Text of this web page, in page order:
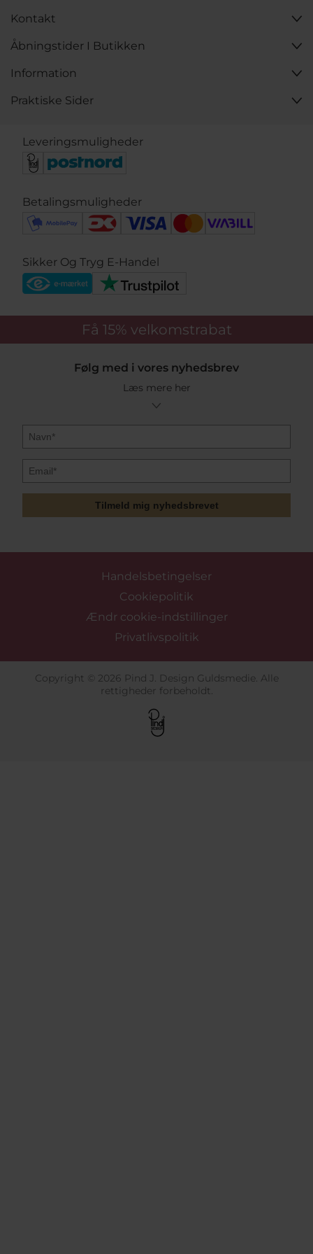
Kontakt
Åbningstider I Butikken
Information
Praktiske Sider
Leveringsmuligheder
Betalingsmuligheder
Sikker Og Tryg E-Handel
Få 15% velkomstrabat
Følg med i vores nyhedsbrev
Læs mere her
Tilmeld mig nyhedsbrevet
Handelsbetingelser
Cookiepolitik
Ændr cookie-indstillinger
Privatlivspolitik
Copyright © 2026 Pind J. Design Guldsmedie. Alle
rettigheder forbeholdt.